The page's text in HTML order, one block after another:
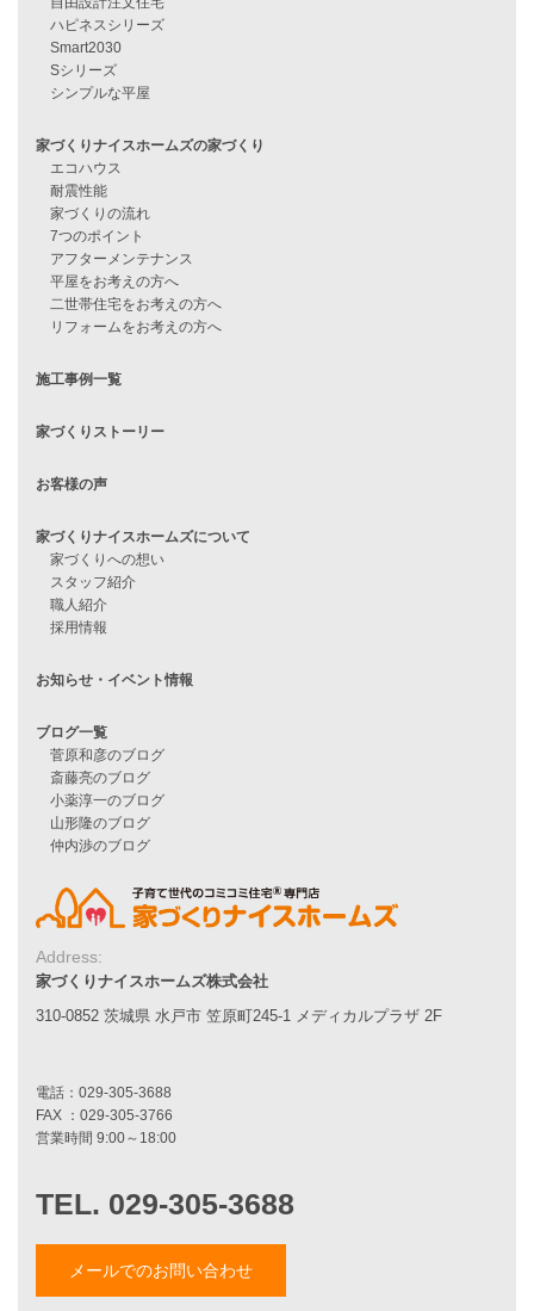
資料請求
住宅ローンに不安がある方へ
他社で無理だと言われた方へ
住宅ローンのよくある質問
月収25万円で家を建てる方法
Line Up
自由設計注文住宅
Smart2030
Sシリーズ
シンプルな平屋
家づくりナイスホームズの家づくり
耐震性能
家づくりの流れ
7つのポイント
アフターメンテナンス
二世帯住宅をお考えの方へ
施工事例一覧
家づくりナイスホームズについて
Address:
家づくりナイスホームズ株式会社
310-0852 茨城県 水戸市 笠原町245-1 メディカルプラザ 2F
メールでのお問い合わせ